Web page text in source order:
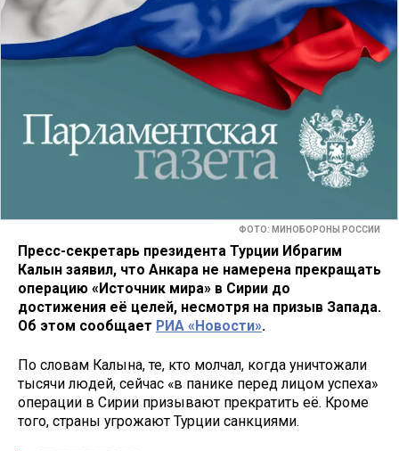
ФОТО: МИНОБОРОНЫ РОССИИ
Пресс-секретарь президента Турции Ибрагим
Калын заявил, что Анкара не намерена прекращать
операцию «Источник мира» в Сирии до
достижения её целей, несмотря на призыв Запада.
Об этом сообщает РИА «Новости».
По словам Калына, те, кто молчал, когда уничтожали
тысячи людей, сейчас «в панике перед лицом успеха»
операции в Сирии призывают прекратить её. Кроме
того, страны угрожают Турции санкциями.